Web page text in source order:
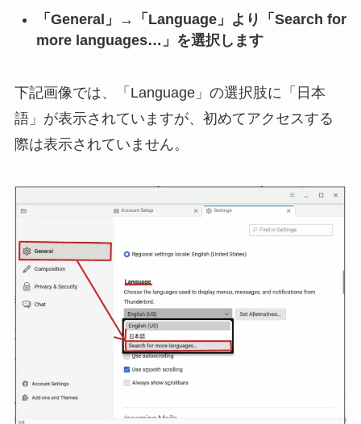
「General」→「Language」より「Search for
more languages…」を選択します
下記画像では、「Language」の選択肢に「日本
語」が表示されていますが、初めてアクセスする
際は表示されていません。